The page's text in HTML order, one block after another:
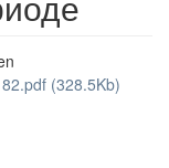
(328.5Kb)